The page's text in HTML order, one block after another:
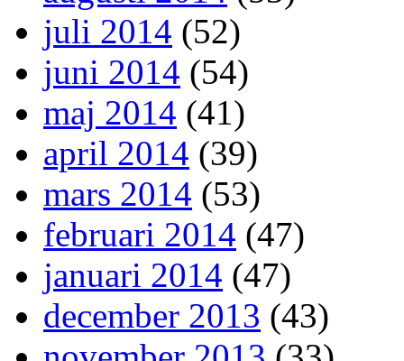
juli 2014 (52)
juni 2014 (54)
maj 2014 (41)
april 2014 (39)
mars 2014 (53)
februari 2014 (47)
januari 2014 (47)
december 2013 (43)